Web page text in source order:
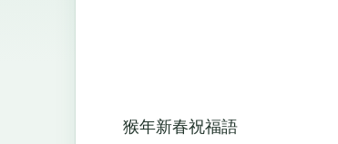
猴年新春祝福語